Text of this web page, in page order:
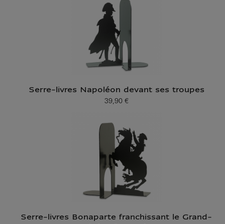
Serre-livres Napoléon devant ses troupes
Prix ​​actuel
39,90 €
Serre-livres Bonaparte franchissant le Grand-